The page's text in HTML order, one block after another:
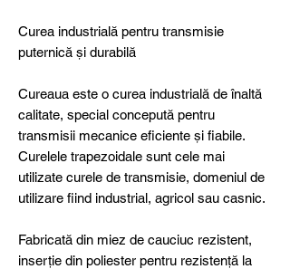
Curea industrială pentru transmisie
puternică și durabilă
Cureaua este o curea industrială de înaltă
calitate, special concepută pentru
transmisii mecanice eficiente și fiabile.
Curelele trapezoidale sunt cele mai
utilizate curele de transmisie, domeniul de
utilizare fiind industrial, agricol sau casnic.
Fabricată din miez de cauciuc rezistent,
inserție din poliester pentru rezistență la